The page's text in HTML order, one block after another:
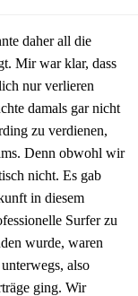
daher all die
Mir war klar, dass
nur verlieren
damals gar nicht
zu verdienen,
Denn obwohl wir
nicht. Es gab
in diesem
Surfer zu
wurde, waren
also
ging. Wir